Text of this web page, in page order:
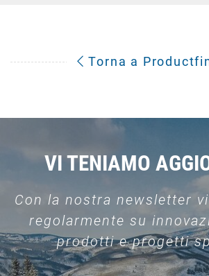
Torna a
VI TENIAMO
Con la nostra newsletter
regolarmente su
prodotti e progetti